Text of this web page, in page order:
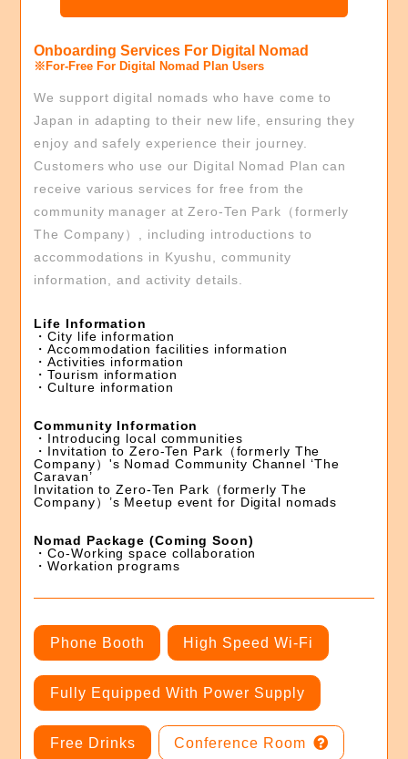
Onboarding Services For Digital Nomad
※For-Free For Digital Nomad Plan Users
We support digital nomads who have come to
Japan in adapting to their new life, ensuring they
enjoy and safely experience their journey.
Customers who use our Digital Nomad Plan can
receive various services for free from the
community manager at Zero-Ten Park（formerly
The Company）, including introductions to
accommodations in Kyushu, community
information, and activity details.
Life Information
・City life information
・Accommodation facilities information
・Activities information
・Tourism information
・Culture information
Community Information
・Introducing local communities
・Invitation to Zero-Ten Park（formerly The
Company）'s Nomad Community Channel ‘The
Caravan’
Invitation to Zero-Ten Park（formerly The
Company）’s Meetup event for Digital nomads
Nomad Package (Coming Soon)
・Co-Working space collaboration
・Workation programs
Phone Booth High Speed Wi-Fi
Fully Equipped With Power Supply
Free Drinks Conference Room